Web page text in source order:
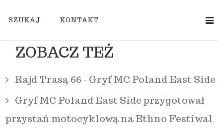
SZUKAJ KONTAKT
ZOBACZ TEŻ
Rajd Trasą 66 - Gryf MC Poland East Side
Gryf MC Poland East Side przygotował
przystań motocyklową na Ethno Festiwal